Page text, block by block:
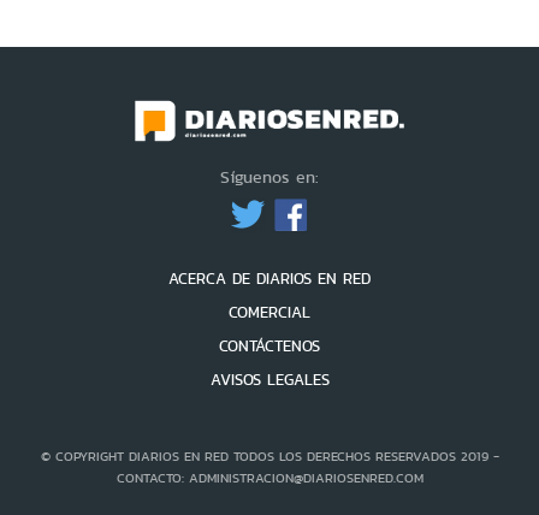
Síguenos en:
ACERCA DE DIARIOS EN RED
COMERCIAL
CONTÁCTENOS
AVISOS LEGALES
© COPYRIGHT DIARIOS EN RED TODOS LOS DERECHOS RESERVADOS 2019 -
CONTACTO: ADMINISTRACION@DIARIOSENRED.COM